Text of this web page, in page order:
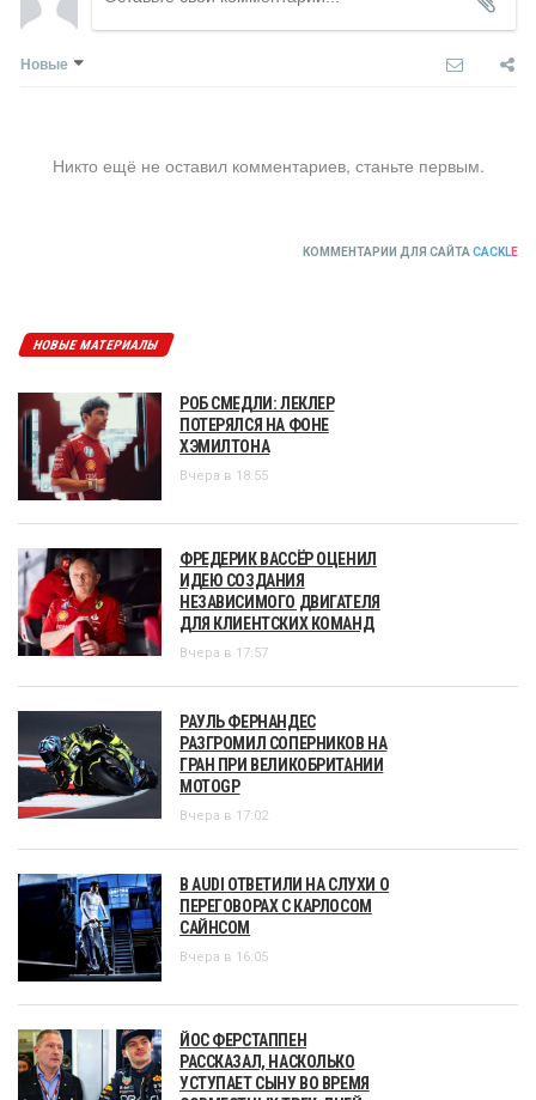
Новые
Никто ещё не оставил комментариев, станьте первым.
КОММЕНТАРИИ ДЛЯ САЙТА CACKLE
НОВЫЕ МАТЕРИАЛЫ
РОБ СМЕДЛИ: ЛЕКЛЕР
ПОТЕРЯЛСЯ НА ФОНЕ
ХЭМИЛТОНА
Вчера в 18:55
ФРЕДЕРИК ВАССЁР ОЦЕНИЛ
ИДЕЮ СОЗДАНИЯ
НЕЗАВИСИМОГО ДВИГАТЕЛЯ
ДЛЯ КЛИЕНТСКИХ КОМАНД
Вчера в 17:57
РАУЛЬ ФЕРНАНДЕС
РАЗГРОМИЛ СОПЕРНИКОВ НА
ГРАН ПРИ ВЕЛИКОБРИТАНИИ
MOTOGP
Вчера в 17:02
В AUDI ОТВЕТИЛИ НА СЛУХИ О
ПЕРЕГОВОРАХ С КАРЛОСОМ
САЙНСОМ
Вчера в 16:05
ЙОС ФЕРСТАППЕН
РАССКАЗАЛ, НАСКОЛЬКО
УСТУПАЕТ СЫНУ ВО ВРЕМЯ